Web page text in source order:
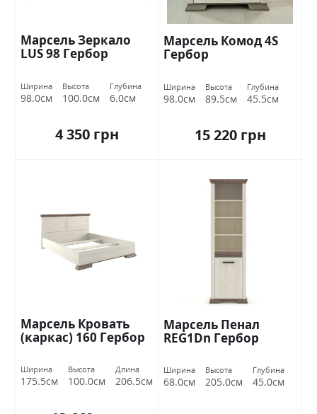
Марсель Зеркало
LUS 98 Гербор
Ширина
98.0см
Высота
100.0см
Глубина
6.0см
4 350 грн
Марсель Комод 4S
Гербор
Ширина
98.0см
Высота
89.5см
Глубина
45.5см
15 220 грн
Марсель Кровать
(каркас) 160 Гербор
Ширина
175.5см
Высота
100.0см
Длина
206.5см
Марсель Пенал
REG1Dn Гербор
Ширина
68.0см
Высота
205.0см
Глубина
45.0см